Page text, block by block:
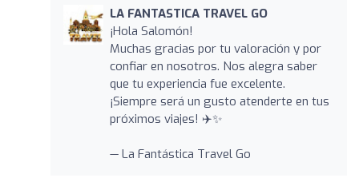
LA FANTASTICA TRAVEL GO
¡Hola Salomón!
Muchas gracias por tu valoración y por
confiar en nosotros. Nos alegra saber
que tu experiencia fue excelente.
¡Siempre será un gusto atenderte en tus
próximos viajes! ✈️✨
— La Fantástica Travel Go